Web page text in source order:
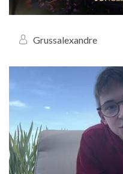
Grussalexandre